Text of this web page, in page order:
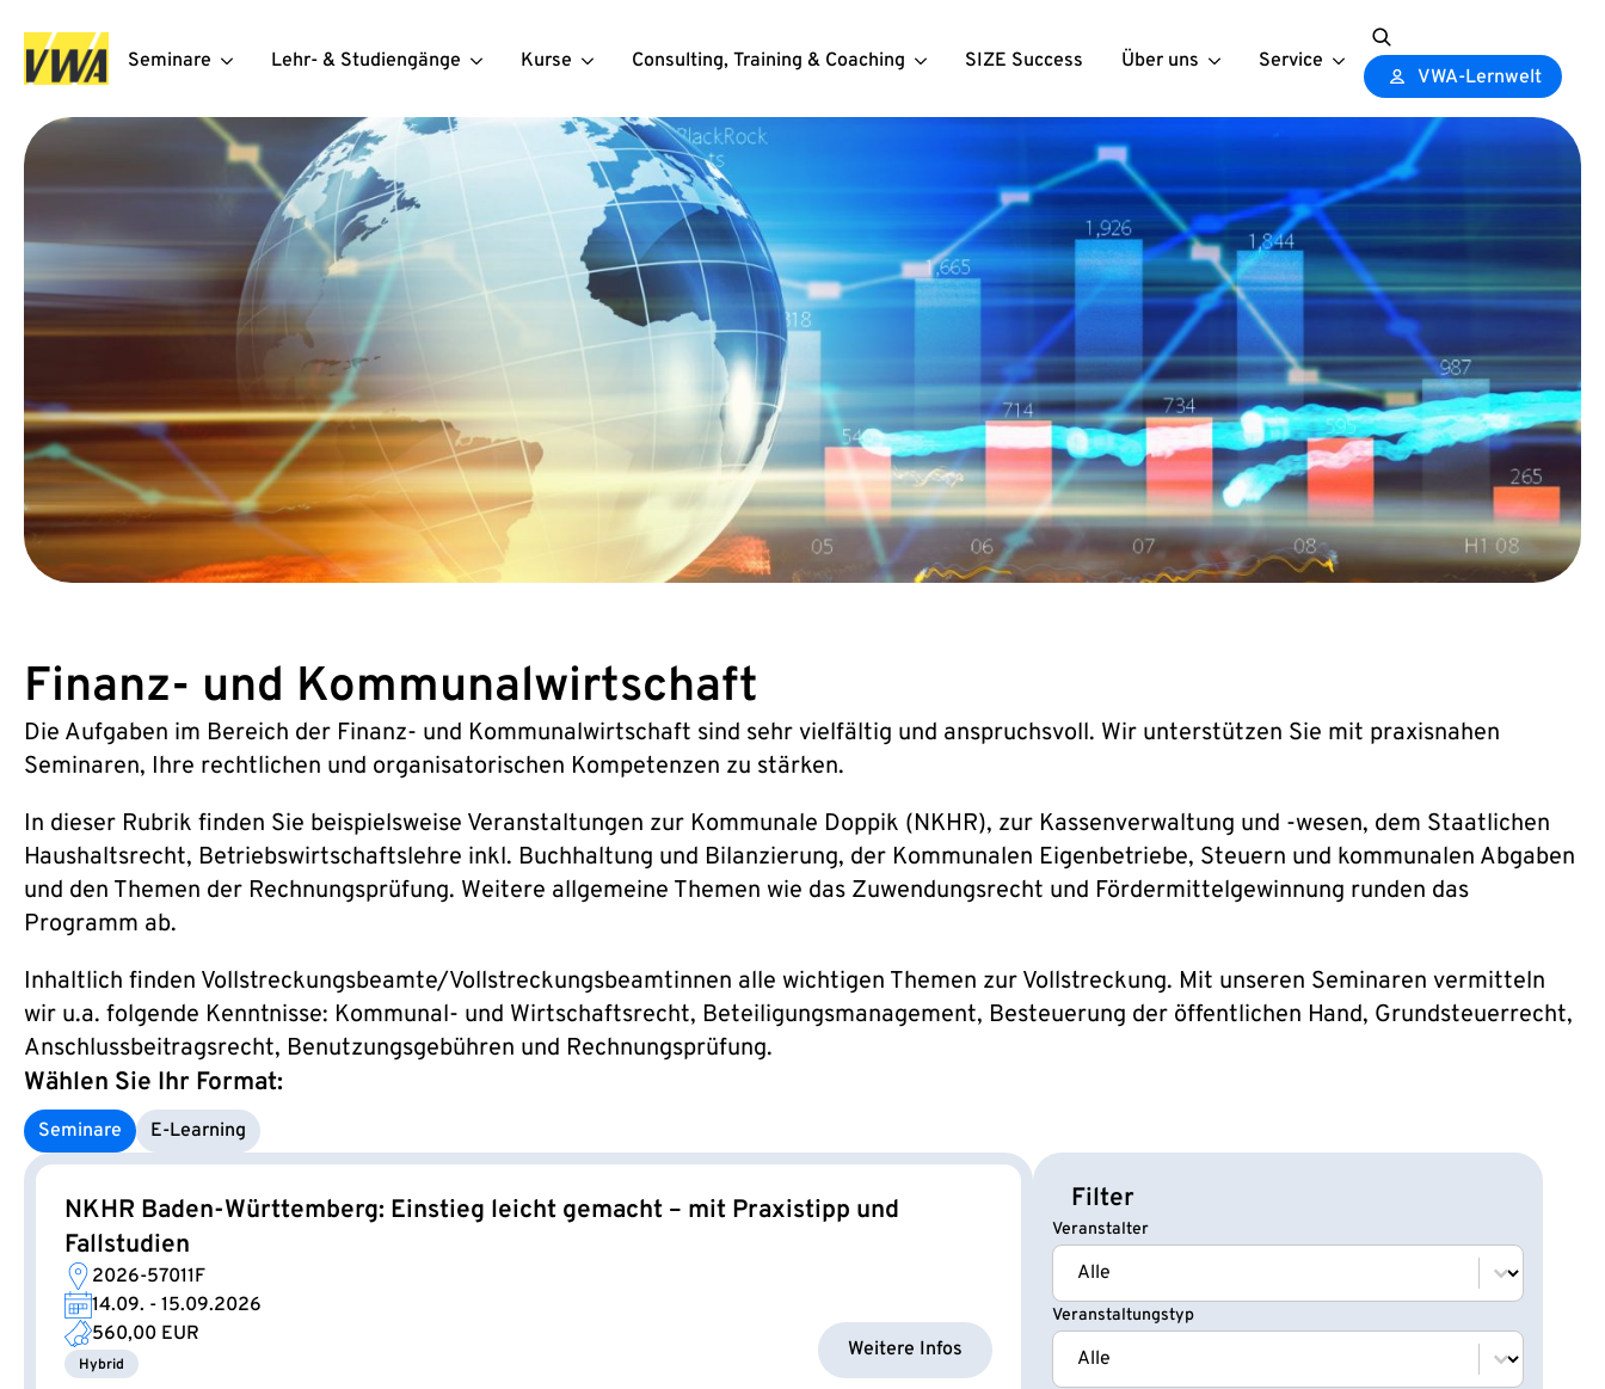
Seminare Lehr- & Studiengänge Kurse Consulting, Training & Coaching SIZE Success Über uns Service
Search
for:
VWA-Lernwelt
Finanz- und Kommunalwirtschaft
Die Aufgaben im Bereich der Finanz- und Kommunalwirtschaft sind sehr vielfältig und anspruchsvoll. Wir unterstützen Sie mit praxisnahen
Seminaren, Ihre rechtlichen und organisatorischen Kompetenzen zu stärken.
In dieser Rubrik finden Sie beispielsweise Veranstaltungen zur Kommunale Doppik (NKHR), zur Kassenverwaltung und -wesen, dem Staatlichen
Haushaltsrecht, Betriebswirtschaftslehre inkl. Buchhaltung und Bilanzierung, der Kommunalen Eigenbetriebe, Steuern und kommunalen Abgaben
und den Themen der Rechnungsprüfung. Weitere allgemeine Themen wie das Zuwendungsrecht und Fördermittelgewinnung runden das
Programm ab.
Inhaltlich finden Vollstreckungsbeamte/Vollstreckungsbeamtinnen alle wichtigen Themen zur Vollstreckung. Mit unseren Seminaren vermitteln
wir u.a. folgende Kenntnisse: Kommunal- und Wirtschaftsrecht, Beteiligungsmanagement, Besteuerung der öffentlichen Hand, Grundsteuerrecht,
Anschlussbeitragsrecht, Benutzungsgebühren und Rechnungsprüfung.
Wählen Sie Ihr Format:
Seminare E‑Learning
NKHR Baden-Württemberg: Einstieg leicht gemacht – mit Praxistipp und
Fallstudien
2026-57011F
14.09. - 15.09.2026
560,00 EUR
Hybrid
Weitere Infos
Filter
Veranstalter
Veranstalter
Veranstalter
Veranstaltungstyp
Veranstaltungstyp
Veranstaltungstyp